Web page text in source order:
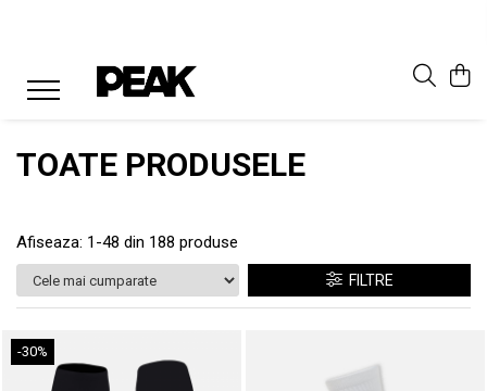
TOATE PRODUSELE
Afiseaza: 1-48 din 188 produse
FILTRE
-30%